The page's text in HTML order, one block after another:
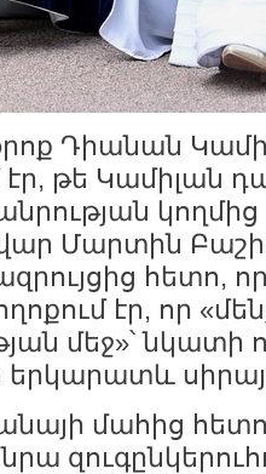
Դիանան
էր, թե
կողմից
Մարտին
հետո,
էր, որ
մեջ»՝ նկատի
երկարատև
մահից